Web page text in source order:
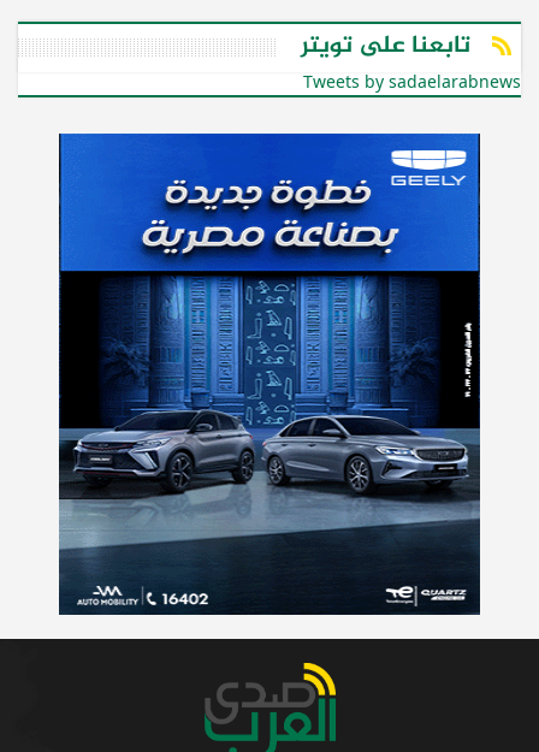
تابعنا على تويتر
Tweets by sadaelarabnews